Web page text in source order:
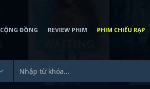
CỘNG ĐỒNG REVIEW PHIM PHIM CHIẾU RẠP